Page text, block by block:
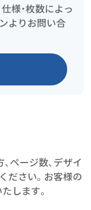
様・枚数によっ
よりお問い合
ページ数、デザイ
ださい。お客様の
します。